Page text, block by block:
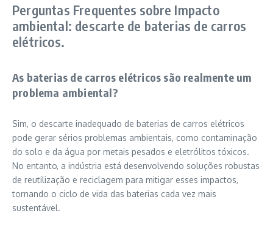
Perguntas Frequentes sobre Impacto
ambiental: descarte de baterias de carros
elétricos.
As baterias de carros elétricos são realmente um
problema ambiental?
Sim, o descarte inadequado de baterias de carros elétricos
pode gerar sérios problemas ambientais, como contaminação
do solo e da água por metais pesados e eletrólitos tóxicos.
No entanto, a indústria está desenvolvendo soluções robustas
de reutilização e reciclagem para mitigar esses impactos,
tornando o ciclo de vida das baterias cada vez mais
sustentável.